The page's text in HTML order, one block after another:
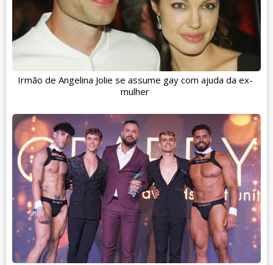
Irmão de Angelina Jolie se assume gay com ajuda da ex-
mulher